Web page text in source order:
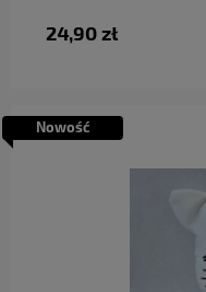
24,90 zł
Nowość